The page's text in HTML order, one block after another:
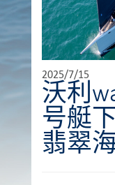
2025/7/15
沃利
号艇
翡翠